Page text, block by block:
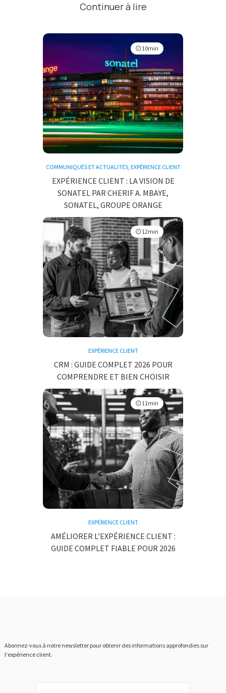
Continuer à lire
10min
COMMUNIQUÉS ET ACTUALITÉS, EXPÉRIENCE CLIENT
EXPÉRIENCE CLIENT : LA VISION DE
SONATEL PAR CHERIF A. MBAYE,
SONATEL, GROUPE ORANGE
12min
EXPÉRIENCE CLIENT
CRM : GUIDE COMPLET 2026 POUR
COMPRENDRE ET BIEN CHOISIR
11min
EXPÉRIENCE CLIENT
AMÉLIORER L’EXPÉRIENCE CLIENT :
GUIDE COMPLET FIABLE POUR 2026
Abonnez-vous à notre newsletter pour obtenir des informations approfondies sur
l'expérience client.